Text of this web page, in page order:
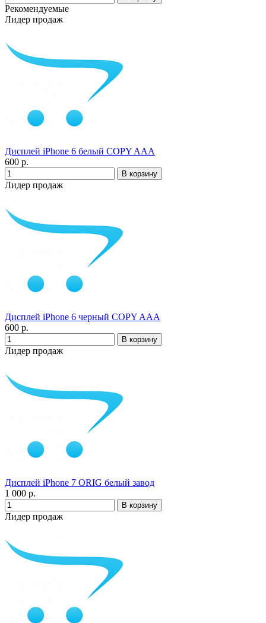
Рекомендуемые
Лидер продаж
Дисплей iPhone 6 белый COPY AAA
600 р.
Лидер продаж
Дисплей iPhone 6 черный COPY AAA
600 р.
Лидер продаж
Дисплей iPhone 7 ORIG белый завод
1 000 р.
Лидер продаж